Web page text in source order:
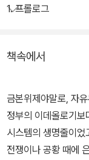
힘에서 비롯되었다는
1920년대 말의 경제
하고 역동적인 요소
과정을 흥미롭게 풀
름을 알기 쉽게 설명
는 방법을 모색한다.
1. 프롤로그
책속에서
금본위제야말로, 자
정부의 이데올로기
시스템의 생명줄이
전쟁이나 공황 때에